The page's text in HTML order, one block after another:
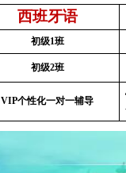
西班牙语
初级1班
初级2班
VIP个性化一对一辅导